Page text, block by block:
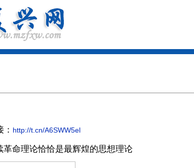
http://t.cn/A6SWW5el
命理论恰恰是最辉煌的思想理论